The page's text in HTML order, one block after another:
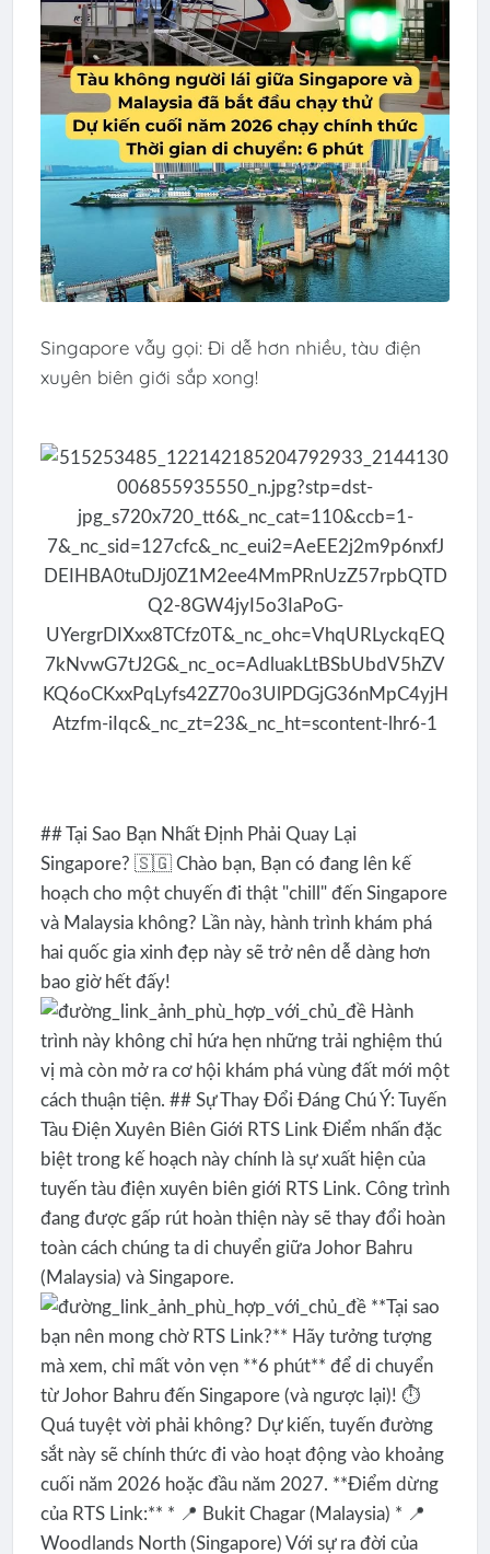
Singapore vẫy gọi: Đi dễ hơn nhiều, tàu điện
xuyên biên giới sắp xong!
## Tại Sao Bạn Nhất Định Phải Quay Lại
Singapore? 🇸🇬 Chào bạn, Bạn có đang lên kế
hoạch cho một chuyến đi thật "chill" đến Singapore
và Malaysia không? Lần này, hành trình khám phá
hai quốc gia xinh đẹp này sẽ trở nên dễ dàng hơn
bao giờ hết đấy!
Hành
trình này không chỉ hứa hẹn những trải nghiệm thú
vị mà còn mở ra cơ hội khám phá vùng đất mới một
cách thuận tiện. ## Sự Thay Đổi Đáng Chú Ý: Tuyến
Tàu Điện Xuyên Biên Giới RTS Link Điểm nhấn đặc
biệt trong kế hoạch này chính là sự xuất hiện của
tuyến tàu điện xuyên biên giới RTS Link. Công trình
đang được gấp rút hoàn thiện này sẽ thay đổi hoàn
toàn cách chúng ta di chuyển giữa Johor Bahru
(Malaysia) và Singapore.
**Tại sao
bạn nên mong chờ RTS Link?** Hãy tưởng tượng
mà xem, chỉ mất vỏn vẹn **6 phút** để di chuyển
từ Johor Bahru đến Singapore (và ngược lại)! ⏱️
Quá tuyệt vời phải không? Dự kiến, tuyến đường
sắt này sẽ chính thức đi vào hoạt động vào khoảng
cuối năm 2026 hoặc đầu năm 2027. **Điểm dừng
của RTS Link:** * 📍 Bukit Chagar (Malaysia) * 📍
Woodlands North (Singapore) Với sự ra đời của